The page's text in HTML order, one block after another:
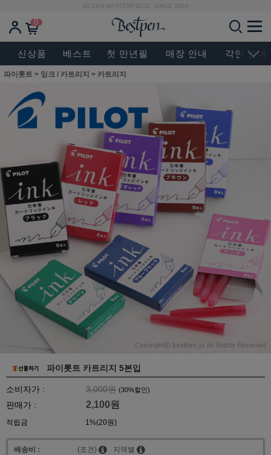
BESEN MASTERPIECE, SINCE 2004
0
신상품 베스트 첫 만년필 매장 안내 각인 안내
파이롯트 > 잉크 / 카트리지 > 카트리지
파이롯트 카트리지 5본입
소비자가 : 3,000원 (30%할인)
판매가 : 2,100원
적립금 1%(20원)
배송비 : (조건)
지역별